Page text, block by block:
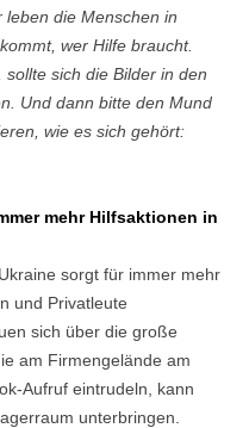
leben die Menschen in
wer Hilfe braucht.
sich die Bilder in den
Und dann bitte den Mund
wie es sich gehört:
mehr Hilfsaktionen in
sorgt für immer mehr
und Privatleute
sich über die große
am Firmengelände am
Aufruf eintrudeln, kann
unterbringen.